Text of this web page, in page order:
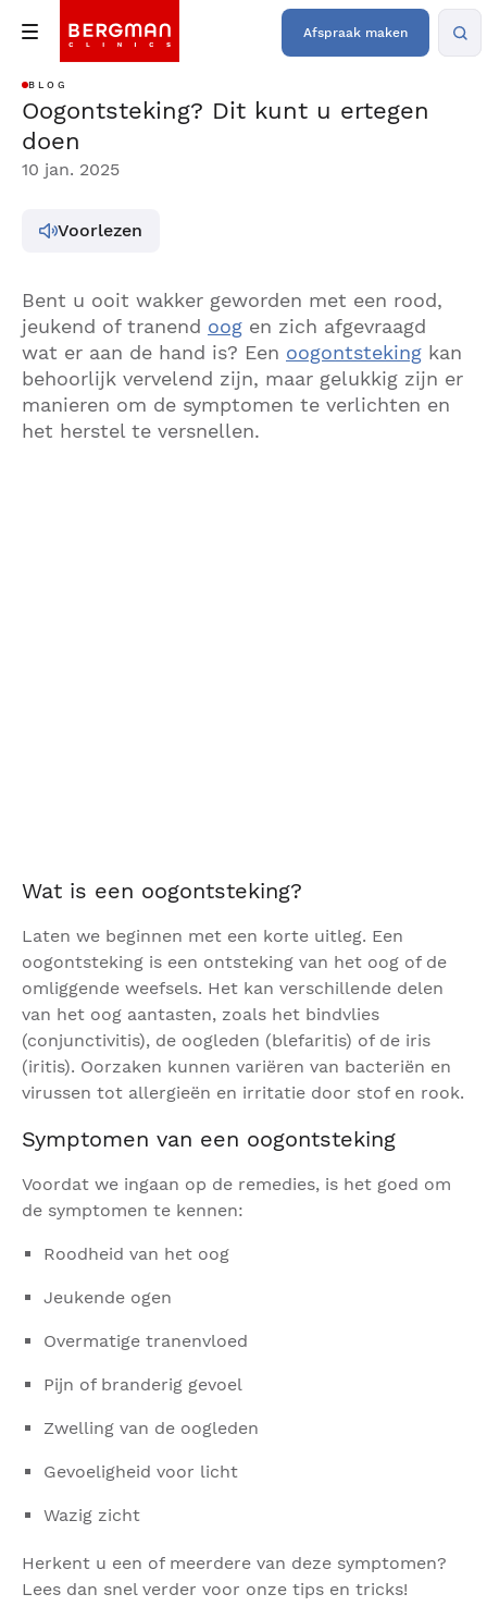
Afspraak maken
BLOG
Oogontsteking? Dit kunt u ertegen
doen
10 jan. 2025
Voorlezen
Bent u ooit wakker geworden met een rood,
jeukend of tranend oog en zich afgevraagd
wat er aan de hand is? Een oogontsteking kan
behoorlijk vervelend zijn, maar gelukkig zijn er
manieren om de symptomen te verlichten en
het herstel te versnellen.
Wat is een oogontsteking?
Laten we beginnen met een korte uitleg. Een
oogontsteking is een ontsteking van het oog of de
omliggende weefsels. Het kan verschillende delen
van het oog aantasten, zoals het bindvlies
(conjunctivitis), de oogleden (blefaritis) of de iris
(iritis). Oorzaken kunnen variëren van bacteriën en
virussen tot allergieën en irritatie door stof en rook.
Symptomen van een oogontsteking
Voordat we ingaan op de remedies, is het goed om
de symptomen te kennen:
Roodheid van het oog
Jeukende ogen
Overmatige tranenvloed
Pijn of branderig gevoel
Zwelling van de oogleden
Gevoeligheid voor licht
Wazig zicht
Herkent u een of meerdere van deze symptomen?
Lees dan snel verder voor onze tips en tricks!